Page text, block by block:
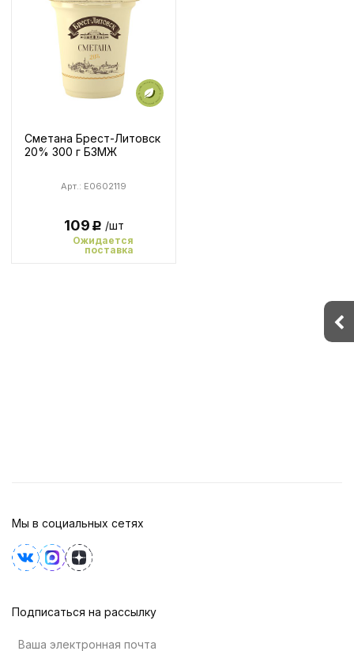
Сметана Брест-Литовск
20% 300 г БЗМЖ
Арт.: E0602119
109Р /шт
Ожидается
поставка
Мы в социальных сетях
Подписаться на рассылку